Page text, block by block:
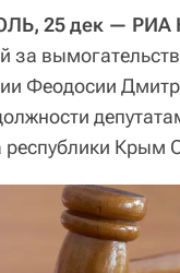
25 дек — РИА
за
Феодосии
республики Крым